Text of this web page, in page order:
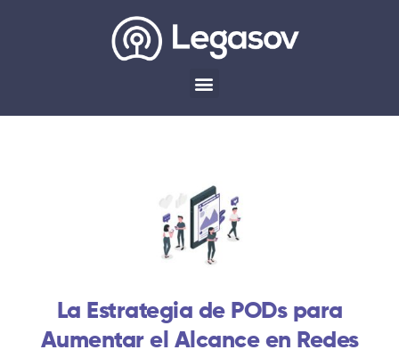
La Estrategia de PODs para
Aumentar el Alcance en Redes